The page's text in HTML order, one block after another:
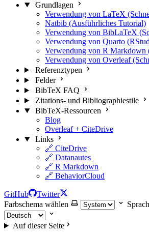
Grundlagen
Verwendung von LaTeX
Natbib (Ausführliches Tutorial)
Verwendung von BibLaTeX
Verwendung von Quarto
Verwendung von R Markdown
Verwendung von Overleaf
Referenztypen
Felder
BibTeX FAQ
Zitations- und Bibliographiestile
BibTeX-Ressourcen
Blog
Overleaf + CiteDrive
Links
🔗 CiteDrive
🔗 Datanautes
🔗 R Markdown
🔗 BehaviorCloud
GitHub
Twitter
Farbschema wählen
Auf dieser Seite